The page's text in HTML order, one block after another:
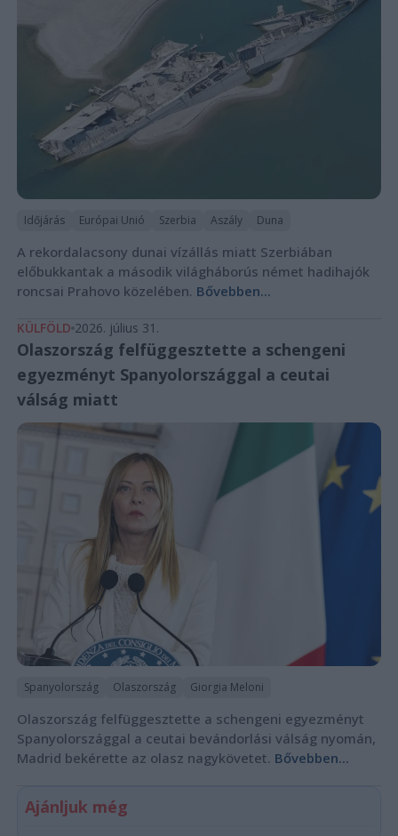
Időjárás Európai Unió Szerbia Aszály Duna
A rekordalacsony dunai vízállás miatt Szerbiában
előbukkantak a második világháborús német hadihajók
roncsai Prahovo közelében. Bővebben...
KÜLFÖLD 2026. július 31.
Olaszország felfüggesztette a schengeni
egyezményt Spanyolországgal a ceutai
válság miatt
Spanyolország Olaszország Giorgia Meloni
Olaszország felfüggesztette a schengeni egyezményt
Spanyolországgal a ceutai bevándorlási válság nyomán,
Madrid bekérette az olasz nagykövetet. Bővebben...
Ajánljuk még